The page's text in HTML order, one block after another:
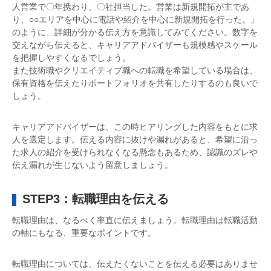
人営業で〇年携わり、〇社担当した。営業は新規開拓が主であ
り、○○エリアを中心に電話や紹介を中心に新規開拓を行った。」
のように、詳細が分かる伝え方を意識してみてください。数字を
交えながら伝えると、キャリアアドバイザーも規模感やスケール
を把握しやすくなるでしょう。
また技術職やクリエイティブ職への転職を希望している場合は、
保有資格を伝えたりポートフォリオを共有したりするのも良いで
しょう。
キャリアアドバイザーは、この時ヒアリングした内容をもとに求
人を選定します。伝える内容に抜けや漏れがあると、希望に沿っ
た求人の紹介を受けられなくなる懸念もあるため、認識のズレや
伝え漏れが生じないよう留意しましょう。
STEP3：転職理由を伝える
転職理由は、なるべく率直に伝えましょう。転職理由は転職活動
の軸にもなる、重要なポイントです。
転職理由については、伝えたくないことを伝える必要はありませ